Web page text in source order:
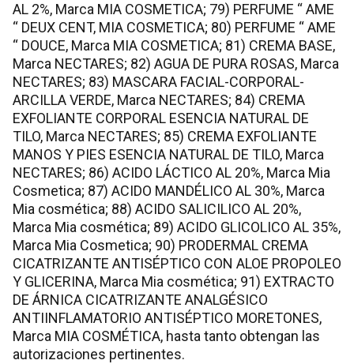
AL 2%, Marca MIA COSMETICA; 79) PERFUME “ AME
“ DEUX CENT, MIA COSMETICA; 80) PERFUME “ AME
“ DOUCE, Marca MIA COSMETICA; 81) CREMA BASE,
Marca NECTARES; 82) AGUA DE PURA ROSAS, Marca
NECTARES; 83) MASCARA FACIAL-CORPORAL-
ARCILLA VERDE, Marca NECTARES; 84) CREMA
EXFOLIANTE CORPORAL ESENCIA NATURAL DE
TILO, Marca NECTARES; 85) CREMA EXFOLIANTE
MANOS Y PIES ESENCIA NATURAL DE TILO, Marca
NECTARES; 86) ACIDO LÁCTICO AL 20%, Marca Mia
Cosmetica; 87) ACIDO MANDÉLICO AL 30%, Marca
Mia cosmética; 88) ACIDO SALICILICO AL 20%,
Marca Mia cosmética; 89) ACIDO GLICOLICO AL 35%,
Marca Mia Cosmetica; 90) PRODERMAL CREMA
CICATRIZANTE ANTISÉPTICO CON ALOE PROPOLEO
Y GLICERINA, Marca Mia cosmética; 91) EXTRACTO
DE ÁRNICA CICATRIZANTE ANALGÉSICO
ANTIINFLAMATORIO ANTISÉPTICO MORETONES,
Marca MIA COSMÉTICA, hasta tanto obtengan las
autorizaciones pertinentes.